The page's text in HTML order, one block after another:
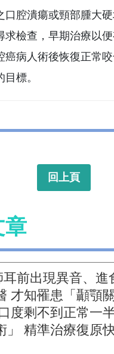
口腔潰瘍或頸部腫大硬
求檢查，早期治療以
癌病人術後恢復正常
標。
回上頁
章